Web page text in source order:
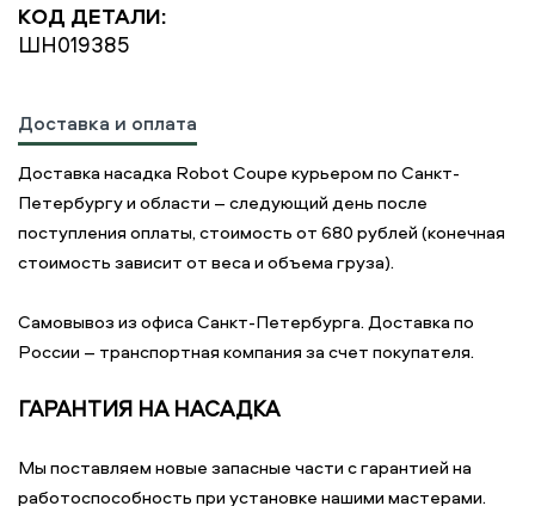
КОД ДЕТАЛИ:
ШН019385
Доставка и оплата
Доставка насадка Robot Coupe курьером по Санкт-
Петербургу и области – следующий день после
поступления оплаты, стоимость от 680 рублей (конечная
стоимость зависит от веса и объема груза).
Самовывоз из офиса Санкт-Петербурга. Доставка по
России – транспортная компания за счет покупателя.
ГАРАНТИЯ НА НАСАДКА
Мы поставляем новые запасные части с гарантией на
работоспособность при установке нашими мастерами.